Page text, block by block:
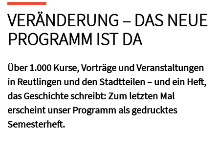
VERÄNDERUNG – DAS NEUE
PROGRAMM IST DA
Über 1.000 Kurse, Vorträge und Veranstaltungen
in Reutlingen und den Stadtteilen – und ein Heft,
das Geschichte schreibt: Zum letzten Mal
erscheint unser Programm als gedrucktes
Semesterheft.